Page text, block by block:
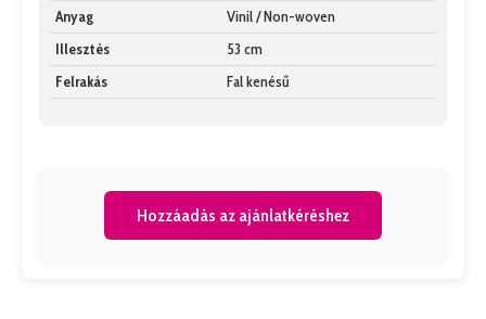
Anyag
Vinil / Non-woven
Illesztés
53 cm
Felrakás
Fal kenésű
Hozzáadás az ajánlatkéréshez